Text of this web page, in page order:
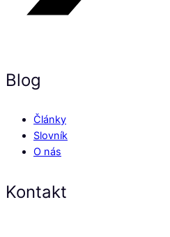
Blog
Články
Slovník
O nás
Kontakt